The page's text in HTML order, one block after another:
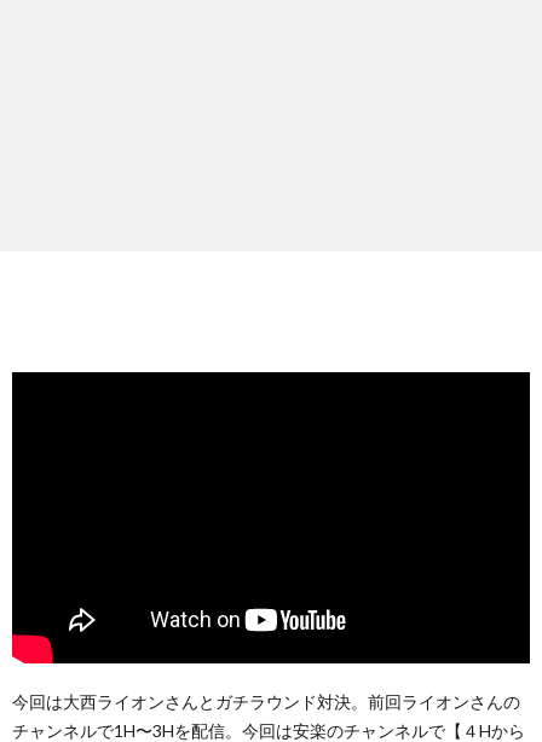
今回は大西ライオンさんとガチラウンド対決。前回ライオンさんの
チャンネルで1H〜3Hを配信。今回は安楽のチャンネルで【４Hから